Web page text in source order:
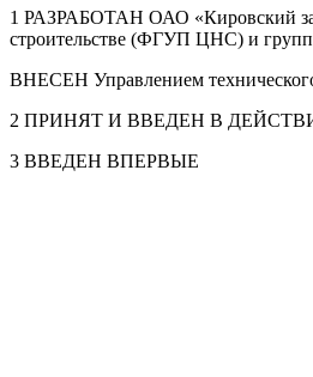
1 РАЗРАБОТАН ОАО «Кировский
строительстве (ФГУП ЦНС) и
ВНЕСЕН Управлением
2 ПРИНЯТ И ВВЕДЕН В ДЕЙСТВИЕ с 1
3 ВВЕДЕН ВПЕРВЫЕ